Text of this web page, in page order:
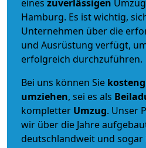
eines zuverlässigen
Hamburg. Es ist wichtig,
Unternehmen über die
und Ausrüstung verfügt,
erfolgreich durchzuführen.
Bei uns können Sie
umziehen, sei es als
kompletter Umzug. Unser
wir über die Jahre
deutschlandweit und